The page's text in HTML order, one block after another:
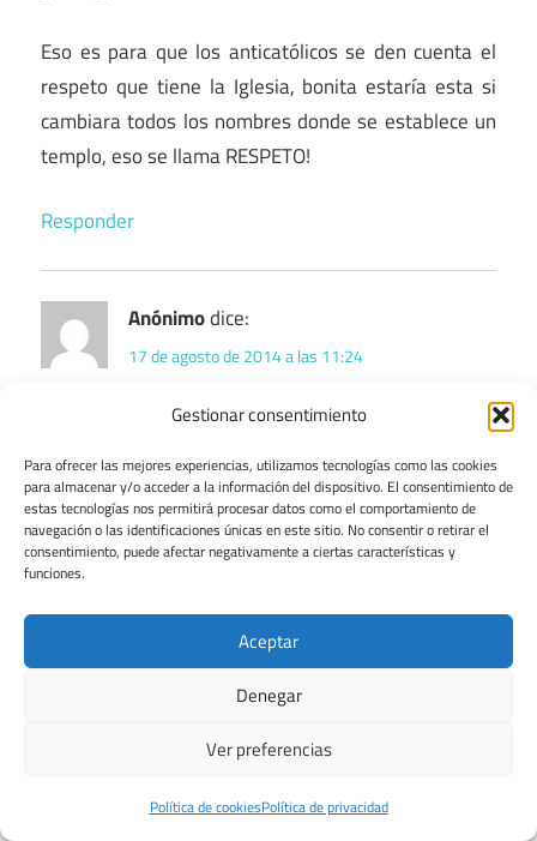
Gestionar consentimiento
Para ofrecer las mejores experiencias, utilizamos tecnologías como las cookies
para almacenar y/o acceder a la información del dispositivo. El consentimiento de
estas tecnologías nos permitirá procesar datos como el comportamiento de
navegación o las identificaciones únicas en este sitio. No consentir o retirar el
consentimiento, puede afectar negativamente a ciertas características y
funciones.
Aceptar
Denegar
Ver preferencias
Política de cookiesPolítica de privacidad
Eso es para que los anticatólicos se den cuenta el
respeto que tiene la Iglesia, bonita estaría esta si
cambiara todos los nombres donde se establece un
templo, eso se llama RESPETO!
Responder
Anónimodice:
17 de agosto de 2014 a las 11:24
Responder
29 de septiembre de 2014 a las 14:41
si hay un camino y una puerta directo al infierno esa